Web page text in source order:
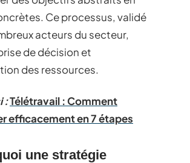
Ce processus, validé
acteurs du secteur,
de décision et
des ressources.
:Télétravail : Comment
efficacement en 7 étapes
une stratégie